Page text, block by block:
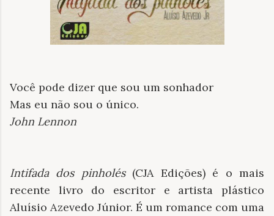
Você pode dizer que sou um sonhador
Mas eu não sou o único.
John Lennon
Intifada dos pinholés(CJA Edições) é o mais
recente livro do escritor e artista plástico
Aluísio Azevedo Júnior. É um romance com uma